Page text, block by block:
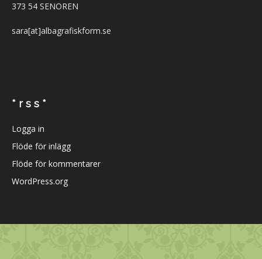
373 54 SENOREN
sara[at]albagrafiskform.se
* r s s *
Logga in
Flöde för inlägg
Flöde för kommentarer
WordPress.org